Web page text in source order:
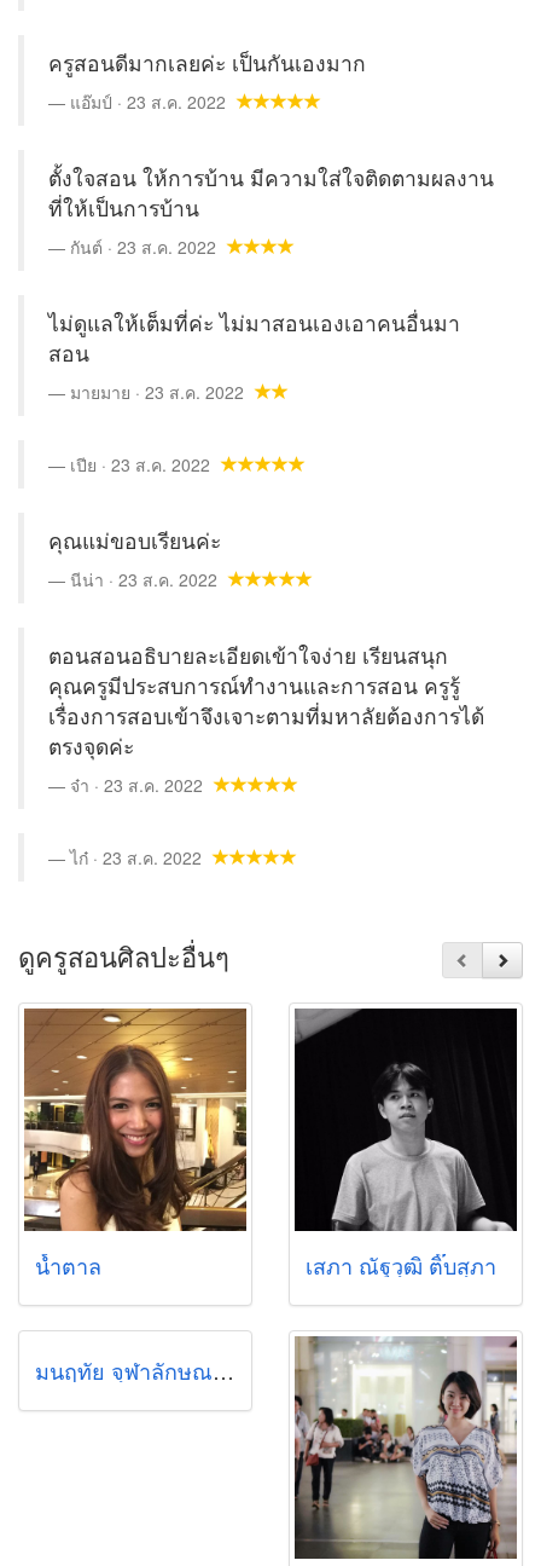
ครูสอนดีมากเลยค่ะ เป็นกันเองมาก
แอ๊มป์ · 23 ส.ค. 2022
ตั้งใจสอน ให้การบ้าน มีความใส่ใจติดตามผลงาน
ที่ให้เป็นการบ้าน
กันต์ · 23 ส.ค. 2022
ไม่ดูแลให้เต็มที่ค่ะ ไม่มาสอนเองเอาคนอื่นมา
สอน
มายมาย · 23 ส.ค. 2022
เปีย · 23 ส.ค. 2022
คุณแม่ขอบเรียนค่ะ
นีน่า · 23 ส.ค. 2022
ตอนสอนอธิบายละเอียดเข้าใจง่าย เรียนสนุก
คุณครูมีประสบการณ์ทำงานและการสอน ครูรู้
เรื่องการสอบเข้าจึงเจาะตามที่มหาลัยต้องการได้
ตรงจุดค่ะ
จ๋า · 23 ส.ค. 2022
ไก๋ · 23 ส.ค. 2022
ดูครูสอนศิลปะอื่นๆ
น้ำตาล เสภา ณัฐวุฒิ ติ๊บสุภา
มนฤทัย จุฬาลักษณานุกูล